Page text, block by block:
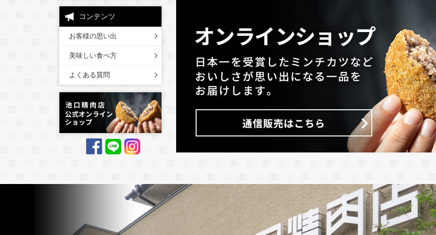
コンテンツ
お客様の思い出
美味しい食べ方
よくある質問